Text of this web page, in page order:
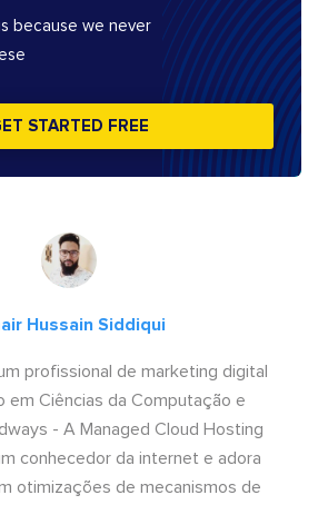
because we never
STARTED FREE
Hussain Siddiqui
profissional de marketing digital
em Ciências da Computação e
- A Managed Cloud Hosting
conhecedor da internet e adora
otimizações de mecanismos de